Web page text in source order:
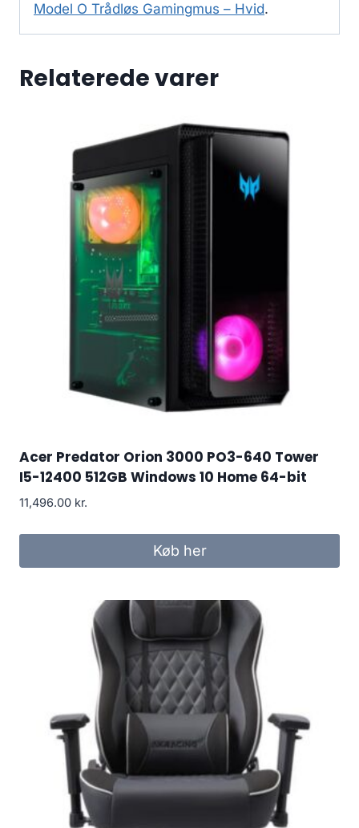
Model O Trådløs Gamingmus – Hvid.
Relaterede varer
Acer Predator Orion 3000 PO3-640 Tower
I5-12400 512GB Windows 10 Home 64-bit
11,496.00 kr.
Køb her